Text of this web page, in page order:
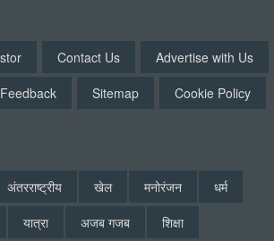
Contact Us
Advertise with Us
Feedback Sitemap Cookie Policy
अंतरराष्ट्रीय खेल मनोरंजन
धर्म
यात्रा अजब गजब शिक्षा